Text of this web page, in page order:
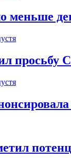
меньше
просьбу